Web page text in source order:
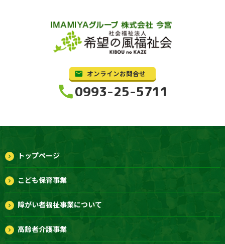
オンラインお問合せ
call0993-25-5711
トップページ
こども保育事業
障がい者福祉事業について
高齢者介護事業